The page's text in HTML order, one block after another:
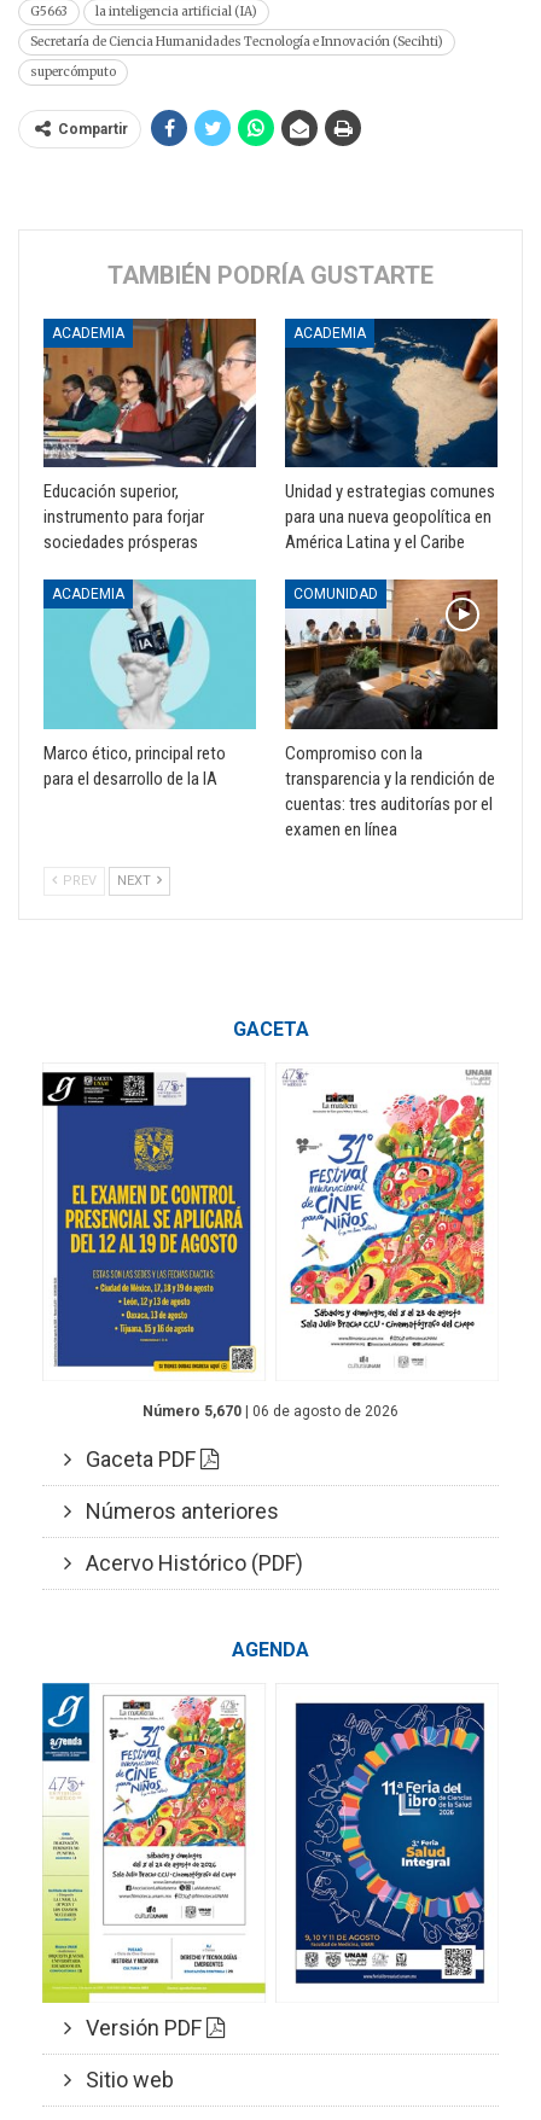
G5663
la inteligencia artificial (IA)
Secretaría de Ciencia Humanidades Tecnología e Innovación (Secihti)
supercómputo
Compartir
TAMBIÉN PODRÍA GUSTARTE
ACADEMIA
Educación superior,
instrumento para forjar
sociedades prósperas
ACADEMIA
Unidad y estrategias comunes
para una nueva geopolítica en
América Latina y el Caribe
ACADEMIA
Marco ético, principal reto
para el desarrollo de la IA
COMUNIDAD
Compromiso con la
transparencia y la rendición de
cuentas: tres auditorías por el
examen en línea
PREV NEXT
GACETA
Número 5,670 | 06 de agosto de 2026
Gaceta PDF
Números anteriores
Acervo Histórico (PDF)
AGENDA
Versión PDF
Sitio web